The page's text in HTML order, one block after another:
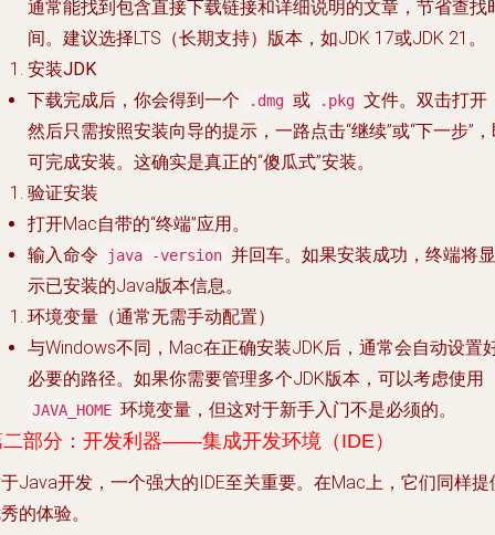
通常能找到包含直接下载链接和详细说明的文章，节省查找
间。建议选择LTS（长期支持）版本，如JDK 17或JDK 21。
安装JDK
下载完成后，你会得到一个
.dmg 或 .pkg 文件。双击打开
然后只需按照安装向导的提示，一路点击“继续”或“下一步”
可完成安装。这确实是真正的“傻瓜式”安装。
验证安装
打开Mac自带的“终端”应用。
输入命令
java -version 并回车。如果安装成功，终端将显
示已安装的Java版本信息。
环境变量（通常无需手动配置）
与Windows不同，Mac在正确安装JDK后，通常会自动设置
必要的路径。如果你需要管理多个JDK版本，可以考虑使用
JAVA_HOME 环境变量，但这对于新手入门不是必须的。
部分：开发利器——集成开发环境（IDE）
Java开发，一个强大的IDE至关重要。在Mac上，它们同样提
的体验。